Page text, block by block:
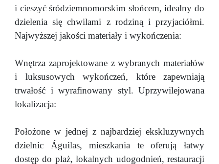
i cieszyć śródziemnomorskim słońcem, idealny do
dzielenia się chwilami z rodziną i przyjaciółmi.
Najwyższej jakości materiały i wykończenia:
Wnętrza zaprojektowane z wybranych materiałów
i luksusowych wykończeń, które zapewniają
trwałość i wyrafinowany styl. Uprzywilejowana
lokalizacja:
Położone w jednej z najbardziej ekskluzywnych
dzielnic Águilas, mieszkania te oferują łatwy
dostęp do plaż, lokalnych udogodnień, restauracji